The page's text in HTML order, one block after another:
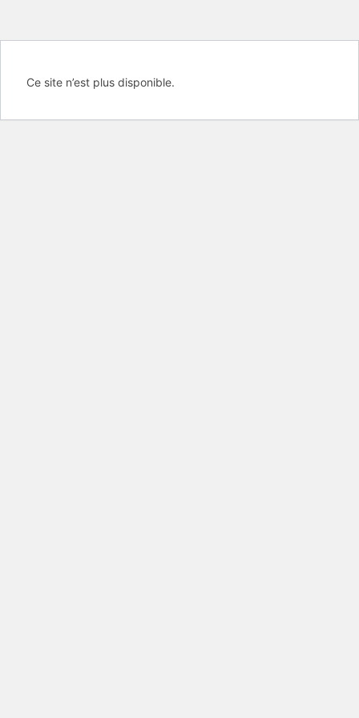
Ce site n’est plus disponible.